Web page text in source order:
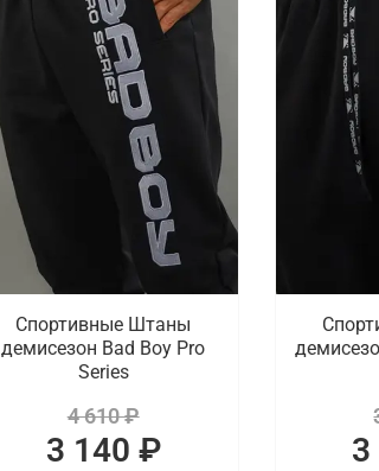
Спортивные Штаны
демисезон Bad Boy Pro
Series
4 610 ₽
3 140 ₽ 3